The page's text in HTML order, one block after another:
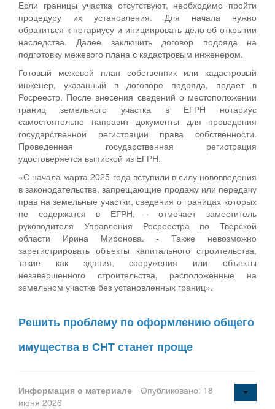
Если границы участка отсутствуют, необходимо пройти
процедуру их установления. Для начала нужно
обратиться к нотариусу и инициировать дело об открытии
наследства. Далее заключить договор подряда на
подготовку межевого плана с кадастровым инженером.
Готовый межевой план собственник или кадастровый
инженер, указанный в договоре подряда, подает в
Росреестр. После внесения сведений о местоположении
границ земельного участка в ЕГРН нотариус
самостоятельно направит документы для проведения
государственной регистрации права собственности.
Проведенная государственная регистрация
удостоверяется выпиской из ЕГРН.
«С начала марта 2025 года вступили в силу нововведения
в законодательстве, запрещающие продажу или передачу
прав на земельные участки, сведения о границах которых
не содержатся в ЕГРН, - отмечает заместитель
руководителя Управления Росреестра по Тверской
области Ирина Миронова. - Также невозможно
зарегистрировать объекты капитального строительства,
такие как здания, сооружения или объекты
незавершенного строительства, расположенные на
земельном участке без установленных границ».
Решить проблему по оформлению общего
имущества в СНТ станет проще
Информация о материале
Опубликовано: 18
июня 2026